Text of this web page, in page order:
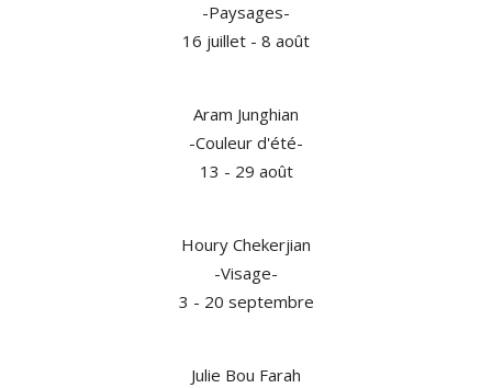
-Paysages-
16 juillet - 8 août
Aram Junghian
-Couleur d'été-
13 - 29 août
Houry Chekerjian
-Visage-
3 - 20 septembre
Julie Bou Farah